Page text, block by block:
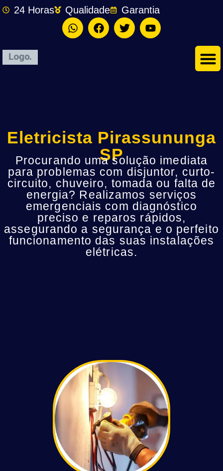
24 Horas Qualidade Garantia
Eletricista Pirassununga
SP
Procurando uma solução imediata
para problemas com disjuntor, curto-
circuito, chuveiro, tomada ou falta de
energia? Realizamos serviços
emergenciais com diagnóstico
preciso e reparos rápidos,
assegurando a segurança e o perfeito
funcionamento das suas instalações
elétricas.